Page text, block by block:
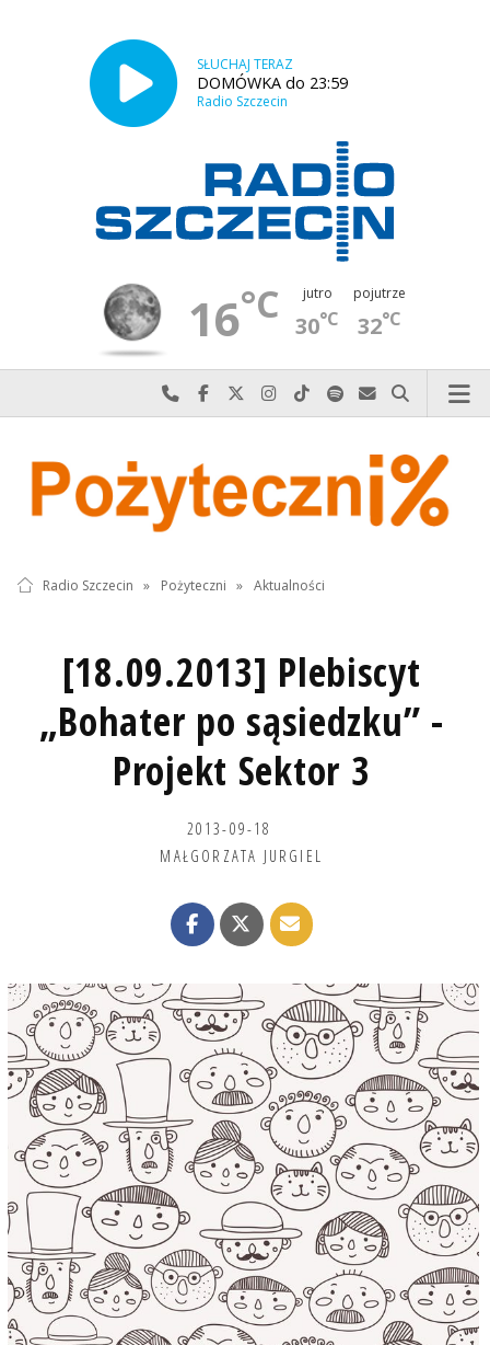
SŁUCHAJ TERAZ
DOMÓWKA do 23:59
Radio Szczecin
16°C jutro
30°C
pojutrze
32°C
Najlepiej po prostu do nas zadzwoń
Odwiedź nas na Facebook-u
Odwiedź nas na X
Odwiedź nas na Instagram-ie
Odwiedź nas na TikTok-u
Szukaj nas na Spotify
Wyślij do nas
Szukaj
Radio Szczecin » Pożyteczni » Aktualności
[18.09.2013] Plebiscyt
„Bohater po sąsiedzku” -
Projekt Sektor 3
2013-09-18
MAŁGORZATA JURGIEL